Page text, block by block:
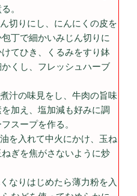
。
切りにし、にんにくの皮を
丁で細かいみじん切りに
てひき、くるみをすり鉢
くし、フレッシュハーブ
汁の味見をし、牛肉の旨味
加え、塩加減も好みに調
スープを作る。
を入れて中火にかけ、玉ね
ぎを焦がさないように炒
なりはじめたら薄力粉を入